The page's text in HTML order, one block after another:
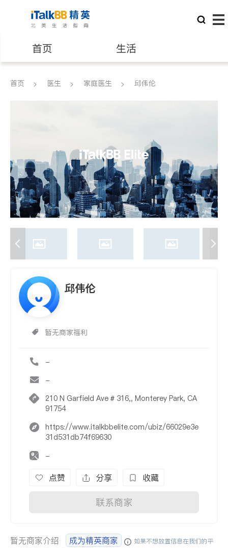
首页 生活
医生 律师
养老 非盈利组织
首页 医生 家庭医生 邱伟伦
邱伟伦
暂无商家福利
-
-
210 N Garfield Ave # 316,, Monterey Park, CA
91754
https://www.italkbbelite.com/ubiz/66029e3e
31d531db74f69630
-
点赞 分享 收藏
联系商家
暂无商家介绍 成为精英商家
如果不想放置信息在我们的平